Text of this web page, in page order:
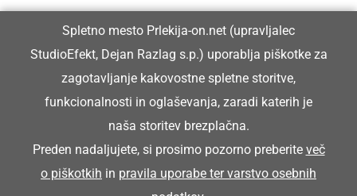
Glavni in odgovorni urednik:
Dejan Razlag
info@prlekija-on.net
Spletno mesto Prlekija-on.net (upravljalec
StudioEfekt, Dejan Razlag s.p.) uporablja piškotke za
zagotavljanje kakovostne spletne storitve,
funkcionalnosti in oglaševanja, zaradi katerih je
naša storitev brezplačna.
Preden nadaljujete, si prosimo pozorno preberite več
o piškotkih in pravila uporabe ter varstvo osebnih